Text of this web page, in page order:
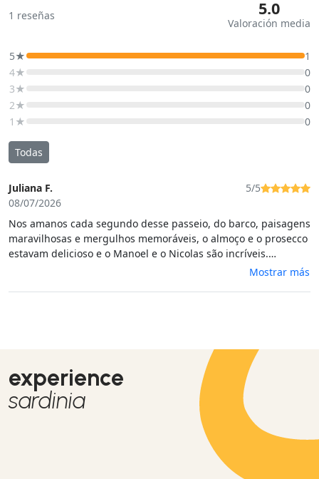
1 reseñas 5.0
Valoración media
5★
1
4★
0
3★
0
2★
0
1★
0
Todas
Juliana F.
08/07/2026
5/5
Nos amanos cada segundo desse passeio, do barco, paisagens
maravilhosas e mergulhos memoráveis, o almoço e o prosecco
estavam delicioso e o Manoel e o Nicolas são incríveis.
Mostrar más
experience
sardinia